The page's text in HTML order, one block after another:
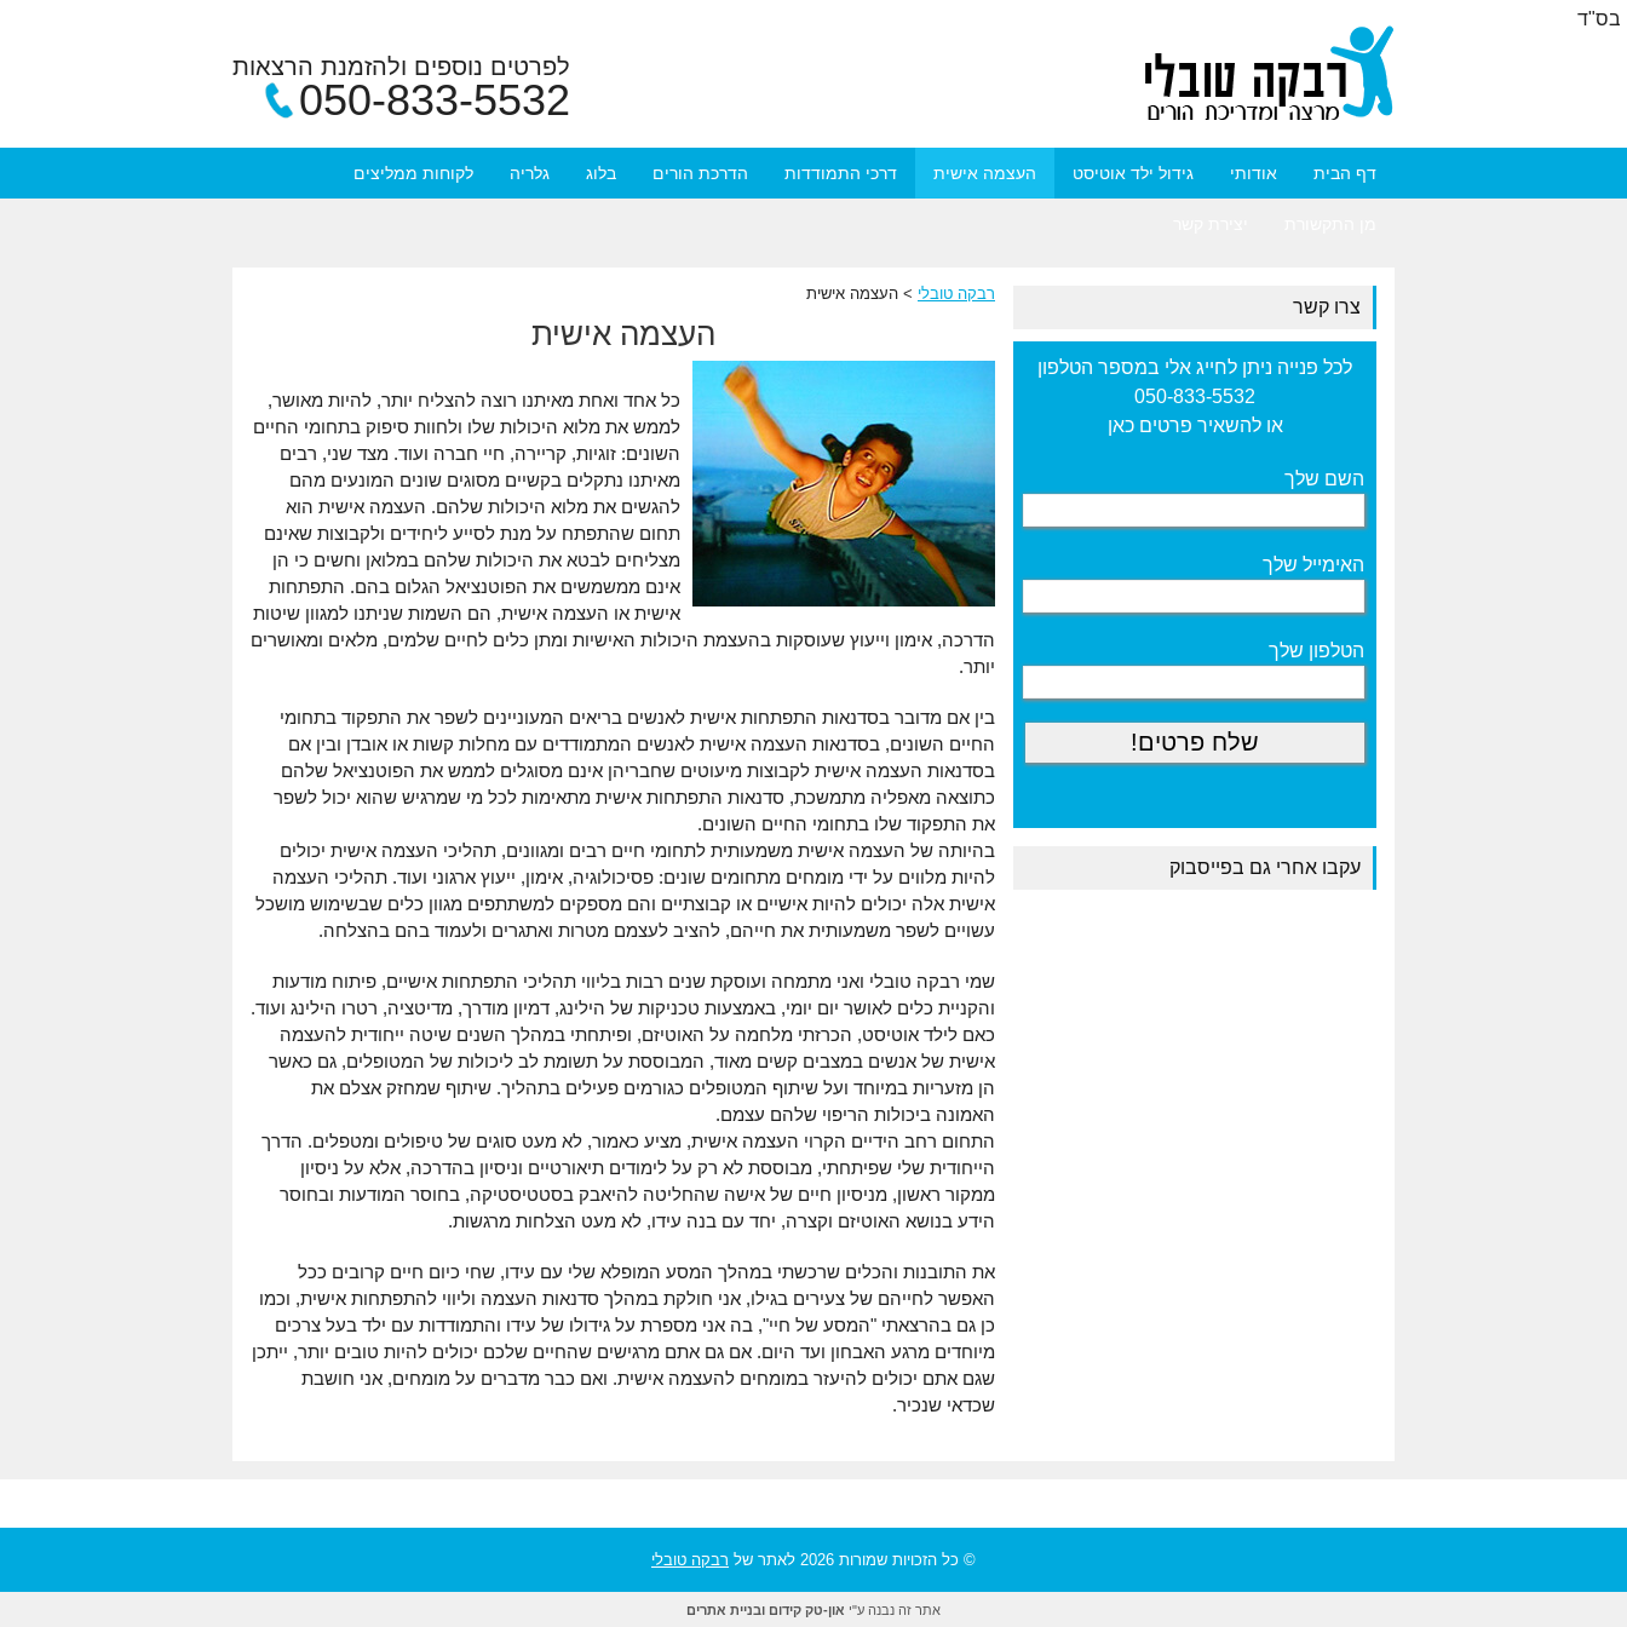
בס"ד
לפרטים נוספים ולהזמנת הרצאות
050-833-5532
דף הבית אודותי גידול ילד אוטיסט העצמה אישית דרכי התמודדות הדרכת הורים בלוג גלריה לקוחות ממליצים
רבקה טובלי > העצמה אישית
העצמה אישית
כל אחד ואחת מאיתנו רוצה להצליח יותר, להיות מאושר,
לממש את מלוא היכולות שלו ולחוות סיפוק בתחומי החיים
השונים: זוגיות, קריירה, חיי חברה ועוד. מצד שני, רבים
מאיתנו נתקלים בקשיים מסוגים שונים המונעים מהם
להגשים את מלוא היכולות שלהם. העצמה אישית הוא
תחום שהתפתח על מנת לסייע ליחידים ולקבוצות שאינם
מצליחים לבטא את היכולות שלהם במלואן וחשים כי הן
אינם ממשמשים את הפוטנציאל הגלום בהם. התפתחות
אישית או העצמה אישית, הם השמות שניתנו למגוון שיטות
הדרכה, אימון וייעוץ שעוסקות בהעצמת היכולות האישיות ומתן כלים לחיים שלמים, מלאים ומאושרים
יותר.
בין אם מדובר בסדנאות התפתחות אישית לאנשים בריאים המעוניינים לשפר את התפקוד בתחומי
החיים השונים, בסדנאות העצמה אישית לאנשים המתמודדים עם מחלות קשות או אובדן ובין אם
בסדנאות העצמה אישית לקבוצות מיעוטים שחבריהן אינם מסוגלים לממש את הפוטנציאל שלהם
כתוצאה מאפליה מתמשכת, סדנאות התפתחות אישית מתאימות לכל מי שמרגיש שהוא יכול לשפר
את התפקוד שלו בתחומי החיים השונים.
בהיותה של העצמה אישית משמעותית לתחומי חיים רבים ומגוונים, תהליכי העצמה אישית יכולים
להיות מלווים על ידי מומחים מתחומים שונים: פסיכולוגיה, אימון, ייעוץ ארגוני ועוד. תהליכי העצמה
אישית אלה יכולים להיות אישיים או קבוצתיים והם מספקים למשתתפים מגוון כלים שבשימוש מושכל
עשויים לשפר משמעותית את חייהם, להציב לעצמם מטרות ואתגרים ולעמוד בהם בהצלחה.
שמי רבקה טובלי ואני מתמחה ועוסקת שנים רבות בליווי תהליכי התפתחות אישיים, פיתוח מודעות
והקניית כלים לאושר יום יומי, באמצעות טכניקות של הילינג, דמיון מודרך, מדיטציה, רטרו הילינג ועוד.
כאם לילד אוטיסט, הכרזתי מלחמה על האוטיזם, ופיתחתי במהלך השנים שיטה ייחודית להעצמה
אישית של אנשים במצבים קשים מאוד, המבוססת על תשומת לב ליכולות של המטופלים, גם כאשר
הן מזעריות במיוחד ועל שיתוף המטופלים כגורמים פעילים בתהליך. שיתוף שמחזק אצלם את
האמונה ביכולות הריפוי שלהם עצמם.
התחום רחב הידיים הקרוי העצמה אישית, מציע כאמור, לא מעט סוגים של טיפולים ומטפלים. הדרך
הייחודית שלי שפיתחתי, מבוססת לא רק על לימודים תיאורטיים וניסיון בהדרכה, אלא על ניסיון
ממקור ראשון, מניסיון חיים של אישה שהחליטה להיאבק בסטטיסטיקה, בחוסר המודעות ובחוסר
הידע בנושא האוטיזם וקצרה, יחד עם בנה עידו, לא מעט הצלחות מרגשות.
את התובנות והכלים שרכשתי במהלך המסע המופלא שלי עם עידו, שחי כיום חיים קרובים ככל
האפשר לחייהם של צעירים בגילו, אני חולקת במהלך סדנאות העצמה וליווי להתפתחות אישית, וכמו
כן גם בהרצאתי "המסע של חיי", בה אני מספרת על גידולו של עידו והתמודדות עם ילד בעל צרכים
מיוחדים מרגע האבחון ועד היום. אם גם אתם מרגישים שהחיים שלכם יכולים להיות טובים יותר, ייתכן
שגם אתם יכולים להיעזר במומחים להעצמה אישית. ואם כבר מדברים על מומחים, אני חושבת
שכדאי שנכיר.
צרו קשר
לכל פנייה ניתן לחייג אלי במספר הטלפון
050-833-5532
או להשאיר פרטים כאן
השם שלך
האימייל שלך
הטלפון שלך
עקבו אחרי גם בפייסבוק
© כל הזכויות שמורות 2026 לאתר של רבקה טובלי
אתר זה נבנה ע"י און-טק קידום ובניית אתרים